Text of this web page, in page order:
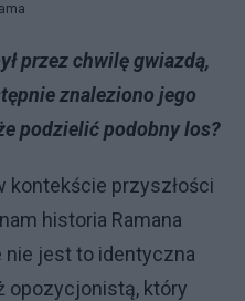
przez chwilę gwiazdą,
znaleziono jego
podzielić podobny los?
kontekście przyszłości
historia Ramana
nie jest to identyczna
opozycjonistą, który